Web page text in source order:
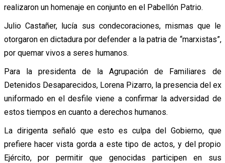
realizaron un homenaje en conjunto en el Pabellón Patrio.
Julio Castañer, lucía sus condecoraciones, mismas que le
otorgaron en dictadura por defender a la patria de “marxistas”,
por quemar vivos a seres humanos.
Para la presidenta de la Agrupación de Familiares de
Detenidos Desaparecidos, Lorena Pizarro, la presencia del ex
uniformado en el desfile viene a confirmar la adversidad de
estos tiempos en cuanto a derechos humanos.
La dirigenta señaló que esto es culpa del Gobierno, que
prefiere hacer vista gorda a este tipo de actos, y del propio
Ejército, por permitir que genocidas participen en sus